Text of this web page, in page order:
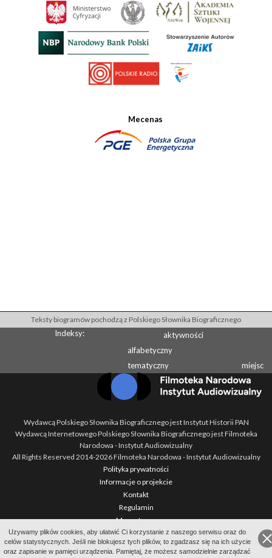
Mecenas
Uzywamy plików cookies, aby ułatwić Ci korzystanie z naszego serwisu oraz do
celów statystycznych. Jeśli nie blokujesz tych plików, to zgadzasz się na ich użycie
oraz zapisanie w pamięci urządzenia. Pamiętaj, że możesz samodzielnie zarządzać
Teksty biogramów pochodzą z Polskiego Słownika Biograficznego
Indeksy:
aktywności
alfabetyczny
tematyczny
miejsc
Wydawcą Polskiego Słownika Biograficznego jest Instytut Historii PAN
Wydawcą Internetowego Polskiego Słownika Biograficznego jest Filmoteka
Narodowa - Instytut Audiowizualny
All Rights Reserved 2014-2026Filmoteka Narodowa - Instytut Audiowizualny
Polityka prywatności
Informacje o projekcie
Kontakt
Regulamin
Mapa strony
BIP
Wersja: 1.2.0